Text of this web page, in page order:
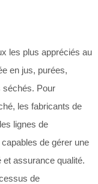
les plus appréciés au
en jus, purées,
séchés. Pour
les fabricants de
lignes de
de gérer une
et assurance qualité.
de